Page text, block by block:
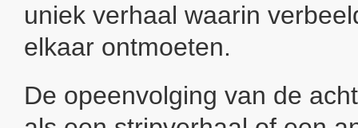
uniek verhaal waarin
elkaar ontmoeten.
De opeenvolging van de